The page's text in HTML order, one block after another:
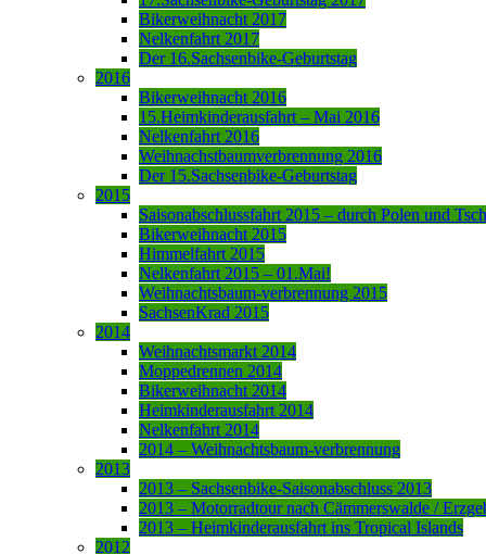
Bikerweihnacht 2017
Nelkenfahrt 2017
Der 16.Sachsenbike-Geburtstag
2016
Bikerweihnacht 2016
15.Heimkinderausfahrt – Mai 2016
Nelkenfahrt 2016
Weihnachstbaumverbrennung 2016
Der 15.Sachsenbike-Geburtstag
2015
Saisonabschlussfahrt 2015 – durch Polen und
Bikerweihnacht 2015
Himmelfahrt 2015
Nelkenfahrt 2015 – 01.Mai!
Weihnachtsbaum-verbrennung 2015
SachsenKrad 2015
2014
Weihnachtsmarkt 2014
Moppedrennen 2014
Bikerweihnacht 2014
Heimkinderausfahrt 2014
Nelkenfahrt 2014
2014 – Weihnachtsbaum-verbrennung
2013
2013 – Sachsenbike-Saisonabschluss 2013
2013 – Motorradtour nach Cämmerswalde /
2013 – Heimkinderausfahrt ins Tropical Islands
2012